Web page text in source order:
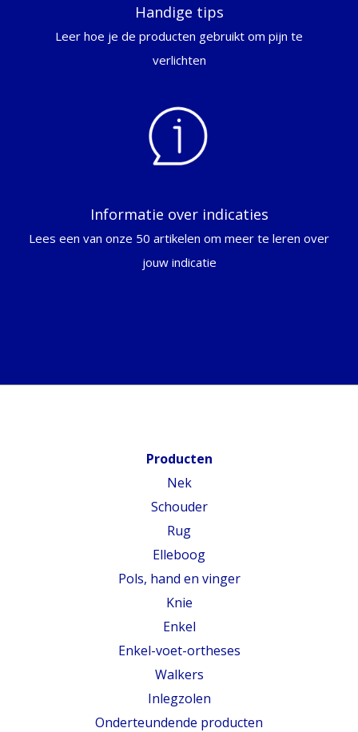
Handige tips
Leer hoe je de producten gebruikt om pijn te
verlichten
Informatie over indicaties
Lees een van onze 50 artikelen om meer te leren over
jouw indicatie
Producten
Nek
Schouder
Rug
Elleboog
Pols, hand en vinger
Knie
Enkel
Enkel-voet-ortheses
Walkers
Inlegzolen
Onderteundende producten